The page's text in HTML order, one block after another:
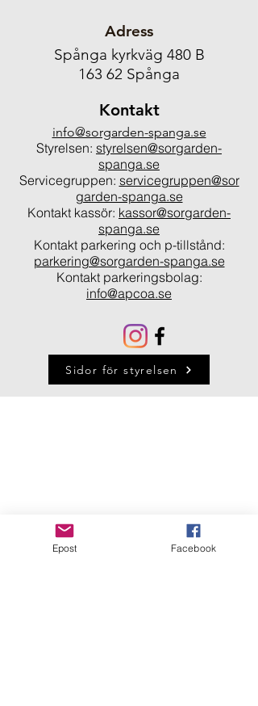
Adress
Spånga kyrkväg 480 B
163 62 Spånga
Kontakt
info@sorgarden-spanga.se
Styrelsen: styrelsen@sorgarden-
spanga.se
Servicegruppen: servicegruppen@sor
garden-spanga.se
Kontakt kassör: kassor@sorgarden-
spanga.se
Kontakt parkering och p-tillstånd:
parkering@sorgarden-spanga.se
Kontakt parkeringsbolag:
info@apcoa.se
Sidor för styrelsen
Epost Facebook